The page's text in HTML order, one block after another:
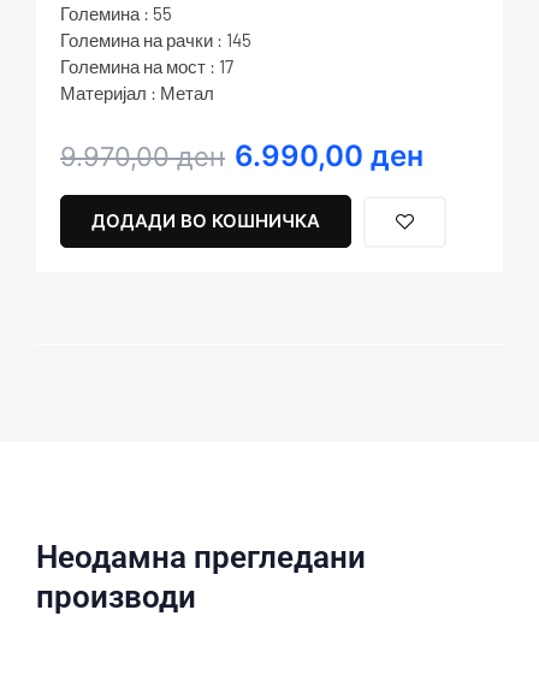
Големина : 55
Големина на рачки : 145
Големина на мост : 17
Материјал : Метал
9.970,00ден
Original
was:
9.970,00 ден.
6.990,00 ден
Current
6.990,00 ден.
ДОДАДИ ВО КОШНИЧКА
Неодамна прегледани
производи